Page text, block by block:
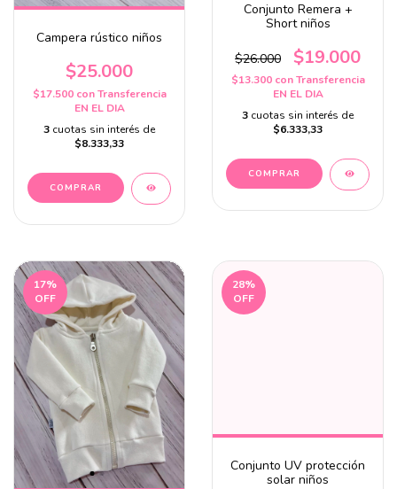
Campera rústico niños
$25.000
$17.500 con Transferencia
EN EL DIA
3 cuotas sin interés de
$8.333,33
COMPRAR
Conjunto Remera +
Short niños
$26.000 $19.000
$13.300 con Transferencia
EN EL DIA
3 cuotas sin interés de
$6.333,33
COMPRAR
17%
OFF
28%
OFF
Conjunto UV protección
solar niños